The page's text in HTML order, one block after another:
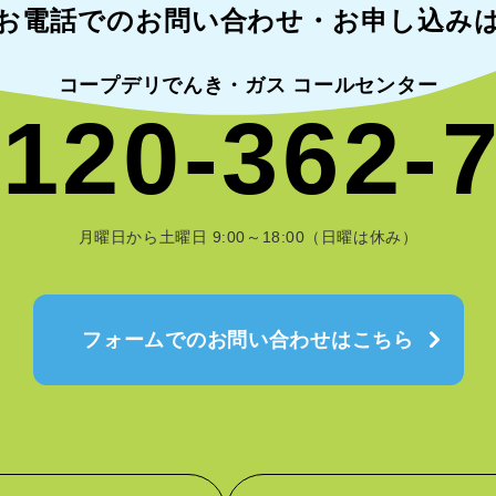
電話でのお問い合わせ・ お申し込み
コープデリでんき・ガス コールセンター
362-
月曜日から土曜日 9:00～18:00（日曜は休み）
フォームでのお問い合わせはこちら